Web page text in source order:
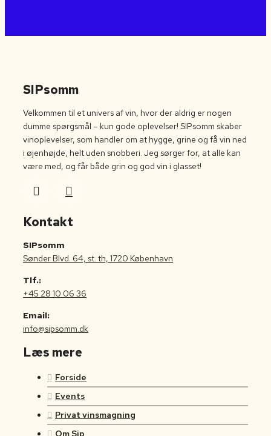
SIPsomm
Velkommen til et univers af vin, hvor der aldrig er nogen
dumme spørgsmål – kun gode oplevelser! SIPsomm skaber
vinoplevelser, som handler om at hygge, grine og få vin ned
i øjenhøjde, helt uden snobberi. Jeg sørger for, at alle kan
være med, og får både grin og god vin i glasset!
Kontakt
SIPsomm
Sønder Blvd. 64, st. th, 1720 København
Tlf.:
+45 28 10 06 36
Email:
info@sipsomm.dk
Læs mere
Forside
Events
Privat vinsmagning
Om Sip